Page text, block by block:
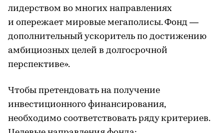
лидерством во многих направлениях
и опережает мировые мегаполисы. Фонд —
дополнительный ускоритель по достижению
амбициозных целей в долгосрочной
перспективе».
Чтобы претендовать на получение
инвестиционного финансирования,
необходимо соответствовать ряду критериев.